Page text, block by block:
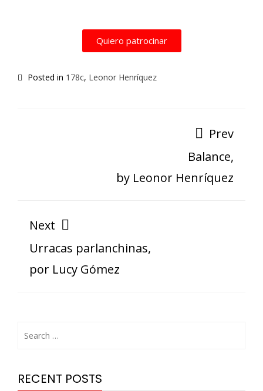
Quiero patrocinar
Posted in 178c, Leonor Henríquez
Prev
Balance,
by Leonor Henríquez
Next
Urracas parlanchinas,
por Lucy Gómez
RECENT POSTS